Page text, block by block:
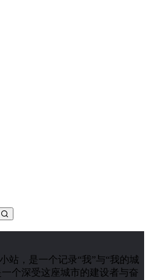
站，是一个记录“我”与“我的城
个深受这座城市的建设者与奋